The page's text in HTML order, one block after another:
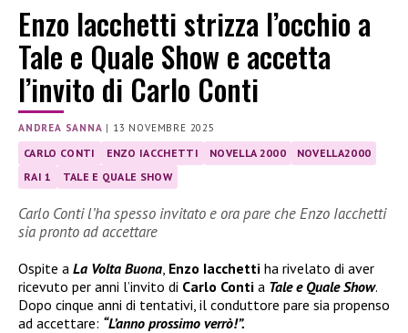
Enzo Iacchetti strizza l’occhio a
Tale e Quale Show e accetta
l’invito di Carlo Conti
ANDREA SANNA | 13 NOVEMBRE 2025
CARLO CONTI ENZO IACCHETTI NOVELLA 2000
NOVELLA2000
RAI 1
TALE E QUALE SHOW
Carlo Conti l’ha spesso invitato e ora pare che Enzo Iacchetti
sia pronto ad accettare
Ospite a La Volta Buona Enzo Iacchetti ha rivelato di aver
ricevuto per anni l’invito di Carlo Conti a Tale e Quale Show.
Dopo cinque anni di tentativi, il conduttore pare sia propenso
ad accettare: “L’anno prossimo verrò!”.